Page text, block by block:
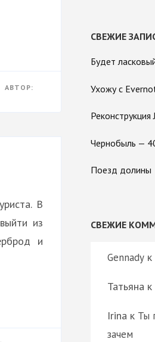
АВТОР:
В
из
и
СВЕЖИЕ
Будет
Ухожу с
Чернобыль —
Поезд долины
СВЕЖИЕ
Gennady к
Татьяна к
Irina к Ты
зачем